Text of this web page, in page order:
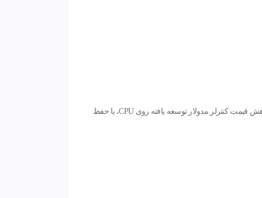
با عملکرد درجه بندی شده در نسخه‌های مختلف در محدوده کنترلرهای AC یا DC. تابلوهای سیگنال (آنالوگ و دیجیتال) برای کاهش قیمت کنترلر مدولار توسعه یافته روی CPU، با حفظ